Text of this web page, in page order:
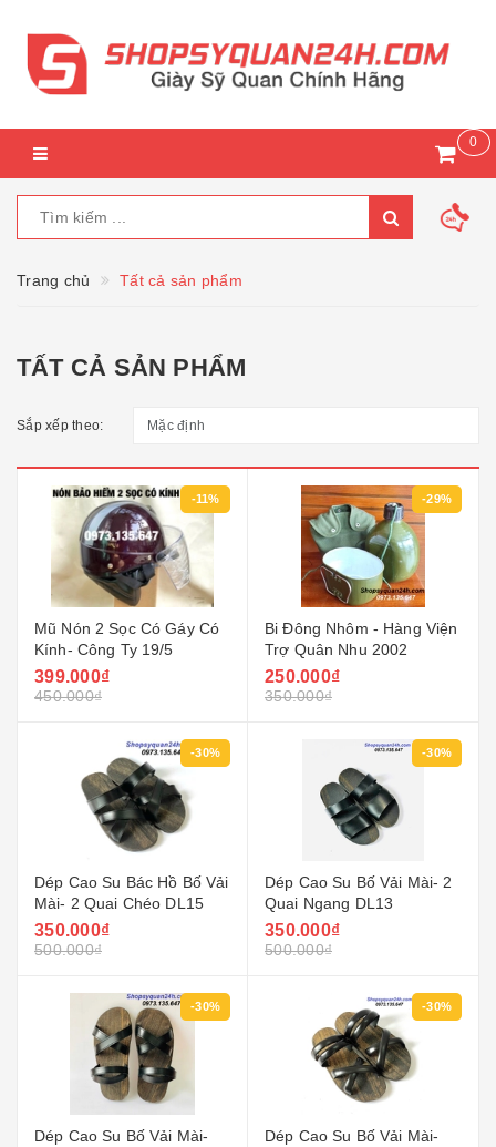
0
Trang chủ Tất cả sản phẩm
TẤT CẢ SẢN PHẨM
Sắp xếp theo:
-11%
Mũ Nón 2 Sọc Có Gáy Có
Kính- Công Ty 19/5
399.000₫
450.000₫
-29%
Bi Đông Nhôm - Hàng Viện
Trợ Quân Nhu 2002
250.000₫
350.000₫
-30%
Dép Cao Su Bác Hồ Bố Vải
Mài- 2 Quai Chéo DL15
350.000₫
500.000₫
-30%
Dép Cao Su Bố Vải Mài- 2
Quai Ngang DL13
350.000₫
500.000₫
-30%
Dép Cao Su Bố Vải Mài-
-30%
Dép Cao Su Bố Vải Mài-